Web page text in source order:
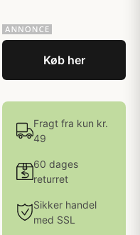
Køb her
Fragt fra kun kr.
49
60 dages
returret
Sikker handel
med SSL